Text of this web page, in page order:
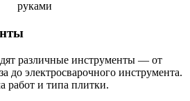
различные инструменты — от
до электросварочного инструмента.
работ и типа плитки.